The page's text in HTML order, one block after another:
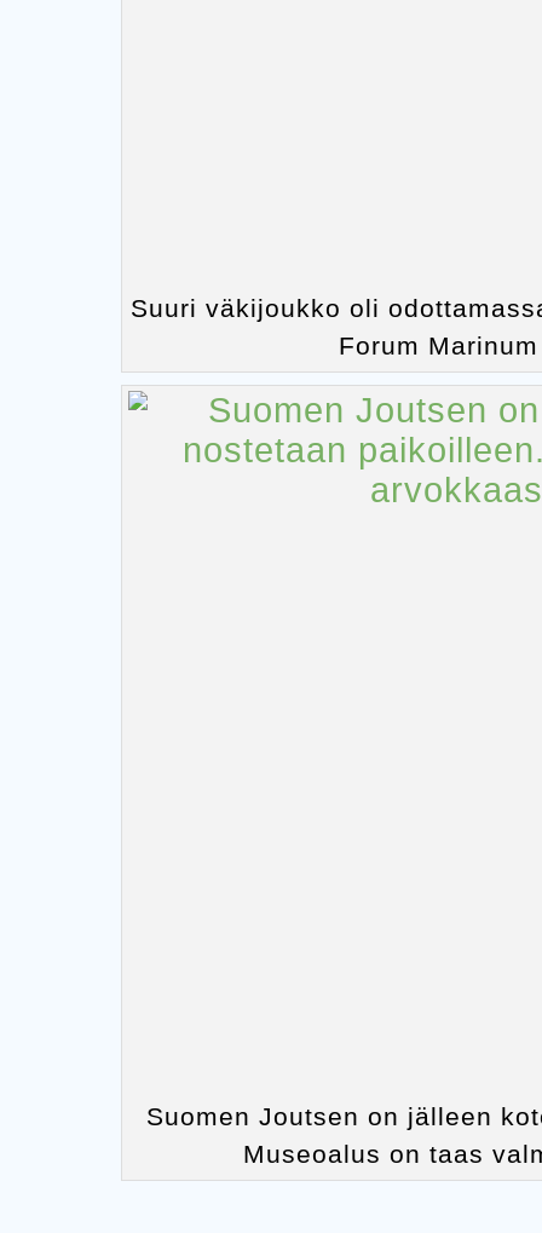
Suuri väkijoukko oli
Forum
Suomen Joutsen on jälleen
Museoalus on taas